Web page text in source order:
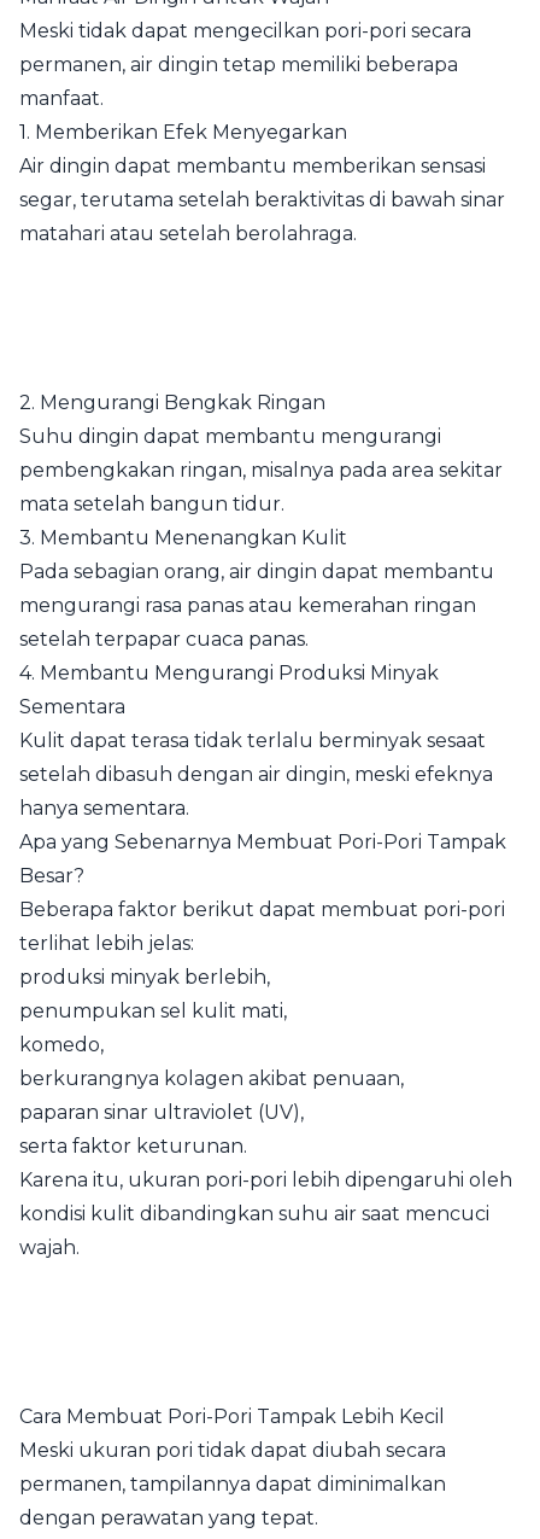
Meski tidak dapat mengecilkan pori-pori secara
permanen, air dingin tetap memiliki beberapa
manfaat.
1. Memberikan Efek Menyegarkan
Air dingin dapat membantu memberikan sensasi
segar, terutama setelah beraktivitas di bawah sinar
matahari atau setelah berolahraga.
2. Mengurangi Bengkak Ringan
Suhu dingin dapat membantu mengurangi
pembengkakan ringan, misalnya pada area sekitar
mata setelah bangun tidur.
3. Membantu Menenangkan Kulit
Pada sebagian orang, air dingin dapat membantu
mengurangi rasa panas atau kemerahan ringan
setelah terpapar cuaca panas.
4. Membantu Mengurangi Produksi Minyak
Sementara
Kulit dapat terasa tidak terlalu berminyak sesaat
setelah dibasuh dengan air dingin, meski efeknya
hanya sementara.
Apa yang Sebenarnya Membuat Pori-Pori Tampak
Besar?
Beberapa faktor berikut dapat membuat pori-pori
terlihat lebih jelas:
produksi minyak berlebih,
penumpukan sel kulit mati,
komedo,
berkurangnya kolagen akibat penuaan,
paparan sinar ultraviolet (UV),
serta faktor keturunan.
Karena itu, ukuran pori-pori lebih dipengaruhi oleh
kondisi kulit dibandingkan suhu air saat mencuci
wajah.
Cara Membuat Pori-Pori Tampak Lebih Kecil
Meski ukuran pori tidak dapat diubah secara
permanen, tampilannya dapat diminimalkan
dengan perawatan yang tepat.